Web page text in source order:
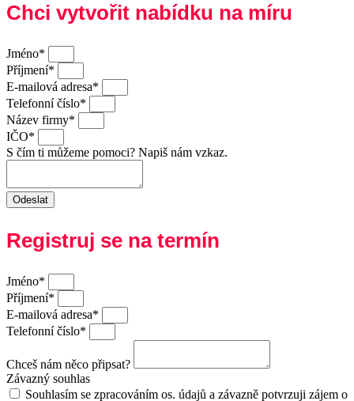
Chci vytvořit nabídku na míru
Jméno*
Příjmení*
E-mailová adresa*
Telefonní číslo*
Název firmy*
IČO*
S čím ti můžeme pomoci? Napiš nám vzkaz.
Odeslat
Registruj se na termín
Jméno*
Příjmení*
E-mailová adresa*
Telefonní číslo*
Chceš nám něco připsat?
Závazný souhlas
Souhlasím se zpracováním os. údajů a závazně potvrzuji zájem o